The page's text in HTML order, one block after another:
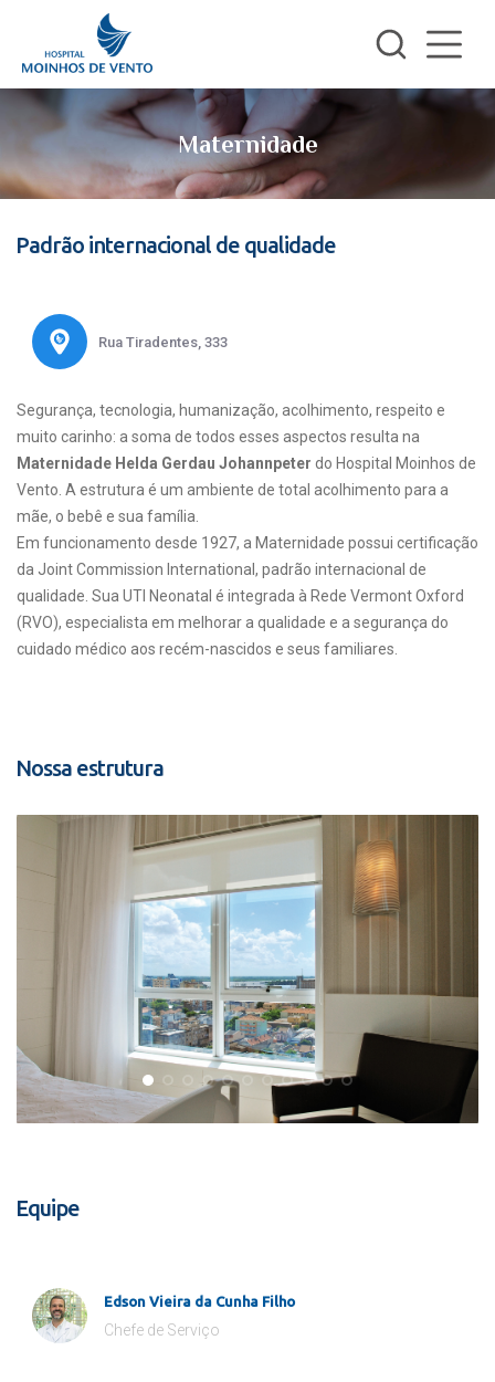
Maternidade
Padrão internacional de qualidade
Rua Tiradentes, 333
Segurança, tecnologia, humanização, acolhimento, respeito e
muito carinho: a soma de todos esses aspectos resulta na
Maternidade Helda Gerdau Johannpeter do Hospital Moinhos de
Vento. A estrutura é um ambiente de total acolhimento para a
mãe, o bebê e sua família.
Em funcionamento desde 1927, a Maternidade possui certificação
da Joint Commission International, padrão internacional de
qualidade. Sua UTI Neonatal é integrada à Rede Vermont Oxford
(RVO), especialista em melhorar a qualidade e a segurança do
cuidado médico aos recém-nascidos e seus familiares.
Nossa estrutura
Equipe
Edson Vieira da Cunha Filho
Chefe de Serviço